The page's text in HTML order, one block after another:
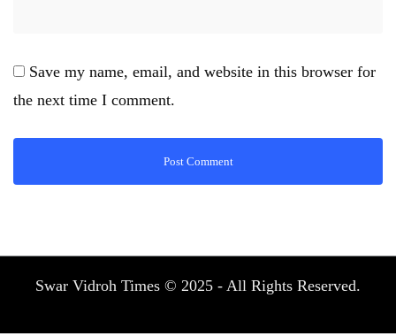
Save my name, email, and website in this browser for
the next time I comment.
Swar Vidroh Times © 2025 - All Rights Reserved.